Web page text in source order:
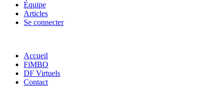
Équipe
Articles
Se connecter
Accueil
FiMBO
DF Virtuels
Contact